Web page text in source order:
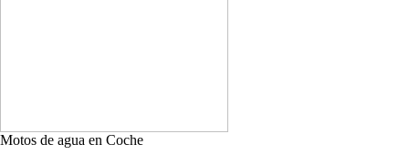
Motos de agua en Coche